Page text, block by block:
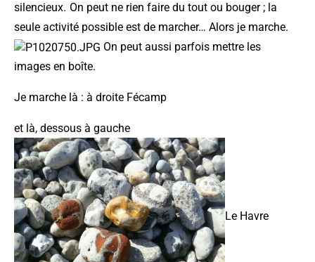
silencieux. On peut ne rien faire du tout ou bouger ; la
seule activité possible est de marcher… Alors je marche.
On peut aussi parfois mettre les
images en boîte.
Je marche là : à droite Fécamp
et là, dessous à gauche
Le Havre